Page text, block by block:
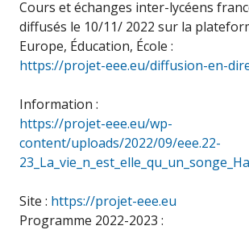
Cours et échanges inter-lycéens
diffusés le 10/11/ 2022 sur la
Europe, Éducation, École :
https://projet-eee.eu/diffusion-en-
Information :
https://projet-eee.eu/wp-
content/uploads/2022/09/eee.22-
Site : https://projet-eee.eu
Programme 2022-2023 :